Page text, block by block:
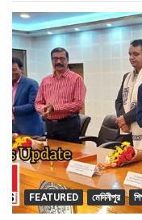
FEATURED মেদিনীপুর